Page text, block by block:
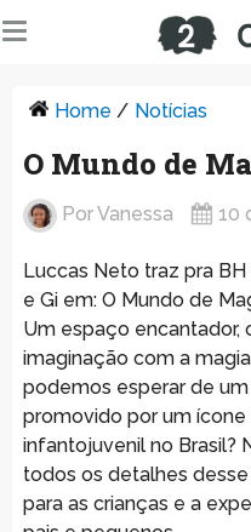
Home / Notícias
O Mundo de
PorVanessa 10
Luccas Neto traz pra
e Gi em: O Mundo de
Um espaço encantador,
imaginação com a
podemos esperar de
promovido por um
infantojuvenil no Brasil?
todos os detalhes
para as crianças e a